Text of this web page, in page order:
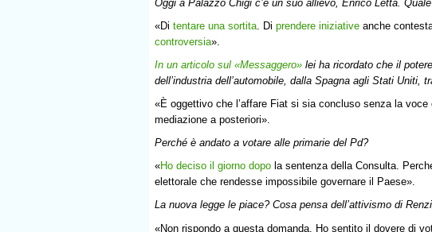
Oggi a Palazzo Chigi c’è un suo allievo, Enrico Letta.
«Di tentare una sortita . Di prendere iniziative anche
controversia».
In un articolo sul «Messaggero» lei ha ricordato che il
dell’industria dell’automobile, dalla Spagna agli Stati Uniti,
«È oggettivo che l’affare Fiat si sia concluso senza la
mediazione a posteriori».
Perché è andato a votare alle primarie del Pd?
«Ho deciso il giorno dopo la sentenza della Consulta.
elettorale che rendesse impossibile governare il Paese».
La nuova legge le piace? Cosa pensa dell’attivismo di
«Non rispondo a questa domanda. Ho sentito il dovere di